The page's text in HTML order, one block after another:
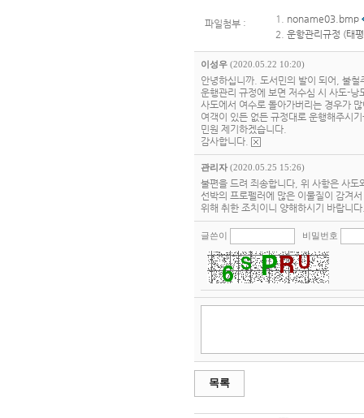
파일첨부 : 1. noname03.bmp
2. 운항관리규정 (태
이성우 (2020.05.22 10:20)
안녕하십니까. 도서민의 발이 되어, 불
운행관리 규정에 보면 저수심 시 사도-
사도에서 여수로 돌아가버리는 경우가
여객이 있든 없든 규정대로 운행해주시
민원 제기하겠습니다.
감사합니다.
관리자 (2020.05.25 15:26)
불편을 드려 죄송합니다, 위 사항은 사
선박의 프로펠러에 많은 이물질이 감겨
위해 취한 조치이니 양해하시기 바랍니
글쓴이 비밀번호
목록